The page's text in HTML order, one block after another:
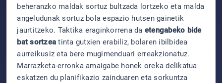
beheranzko maldak sortuz bultzada lortzeko eta malda
angeludunak sortuz bola espazio hutsen gainetik
jaurtitzeko. Taktika eraginkorrena da etengabeko bide
bat sortzea tinta gutxien erabiliz, bolaren ibilbidea
aurreikusiz eta bere mugimenduari erreakzionatuz.
Marrazketa-erronka amaigabe honek oreka delikatua
eskatzen du planifikazio zainduaren eta sorkuntza